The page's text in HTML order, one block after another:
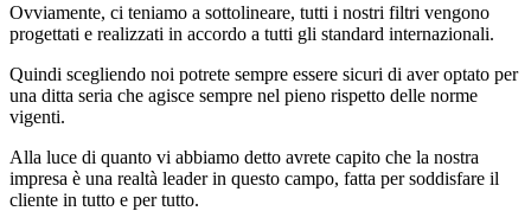
Ovviamente, ci teniamo a sottolineare, tutti i nostri filtri vengono
progettati e realizzati in accordo a tutti gli standard internazionali.
Quindi scegliendo noi potrete sempre essere sicuri di aver optato per
una ditta seria che agisce sempre nel pieno rispetto delle norme
vigenti.
Alla luce di quanto vi abbiamo detto avrete capito che la nostra
impresa è una realtà leader in questo campo, fatta per soddisfare il
cliente in tutto e per tutto.